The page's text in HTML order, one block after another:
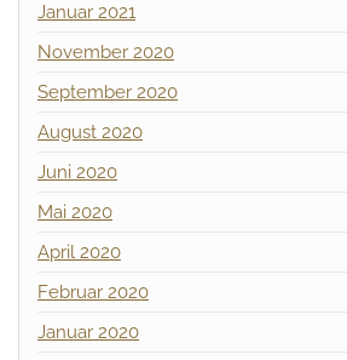
Januar 2021
November 2020
September 2020
August 2020
Juni 2020
Mai 2020
April 2020
Februar 2020
Januar 2020